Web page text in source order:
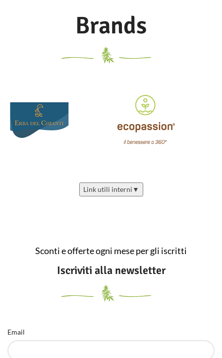
Brands
Link utili interni ▼
Sconti e offerte ogni mese per gli iscritti
Iscriviti alla newsletter
Email